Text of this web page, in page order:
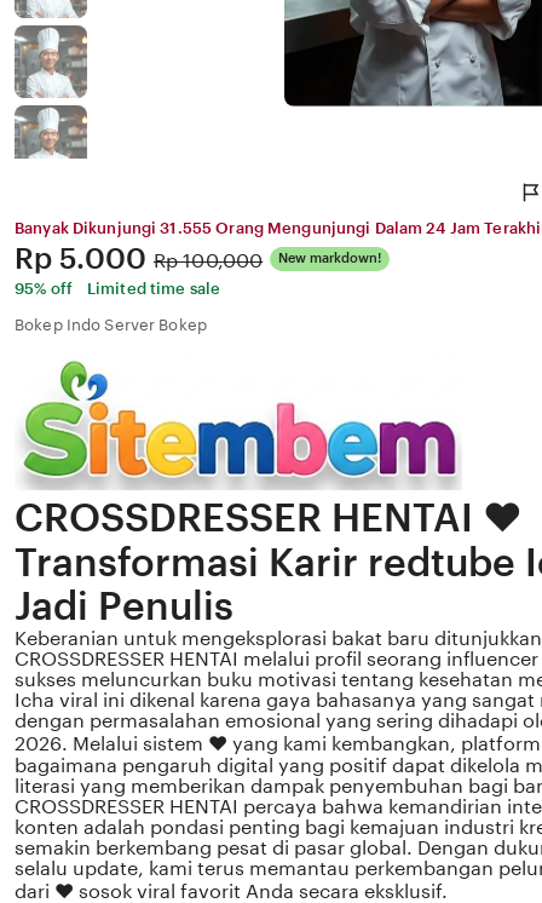
Banyak Dikunjungi 31.555 Orang Mengunjungi Dalam 24 Jam
Price:
Rp 5.000 Original
Price:
Rp 100,000 New markdown!
95% off
Limited time sale
Bokep Indo Server Bokep
CROSSDRESSER HENTAI ❤️
Transformasi Karir redtube
Jadi Penulis
Keberanian untuk mengeksplorasi bakat baru
CROSSDRESSER HENTAI melalui profil seorang
sukses meluncurkan buku motivasi tentang kesehatan
Icha viral ini dikenal karena gaya bahasanya yang
dengan permasalahan emosional yang sering dihadapi
2026. Melalui sistem ❤️ yang kami kembangkan,
bagaimana pengaruh digital yang positif dapat dikelola
literasi yang memberikan dampak penyembuhan bagi
CROSSDRESSER HENTAI percaya bahwa kemandirian
konten adalah pondasi penting bagi kemajuan industri
semakin berkembang pesat di pasar global. Dengan
selalu update, kami terus memantau perkembangan
dari ❤️ sosok viral favorit Anda secara eksklusif.